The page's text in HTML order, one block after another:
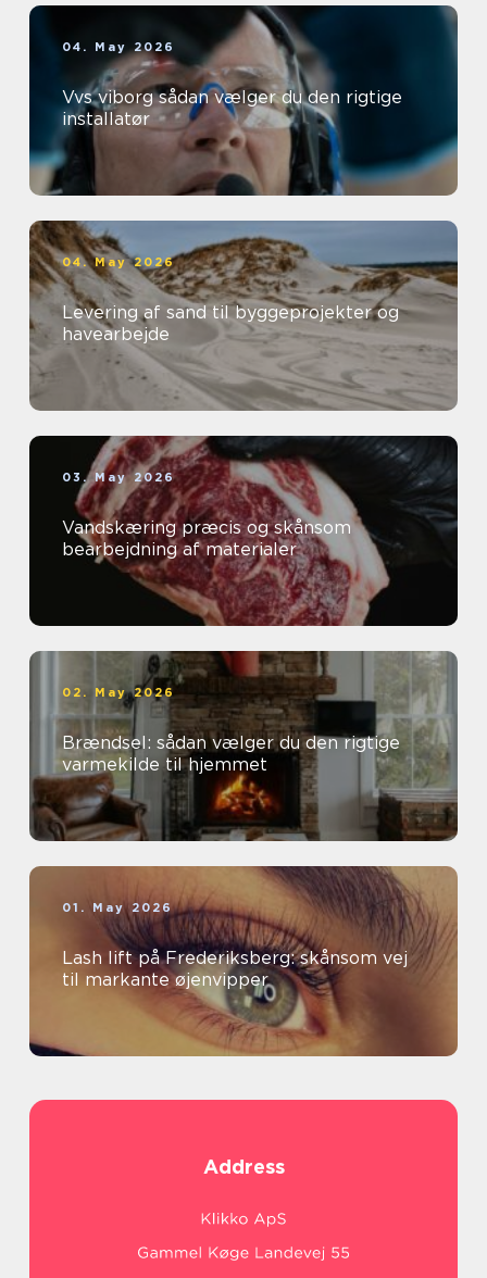
04. May 2026
Vvs viborg sådan vælger du den rigtige
installatør
04. May 2026
Levering af sand til byggeprojekter og
havearbejde
03. May 2026
Vandskæring præcis og skånsom
bearbejdning af materialer
02. May 2026
Brændsel: sådan vælger du den rigtige
varmekilde til hjemmet
01. May 2026
Lash lift på Frederiksberg: skånsom vej
til markante øjenvipper
Address